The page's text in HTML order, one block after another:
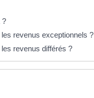
?
revenus exceptionnels ?
revenus différés ?